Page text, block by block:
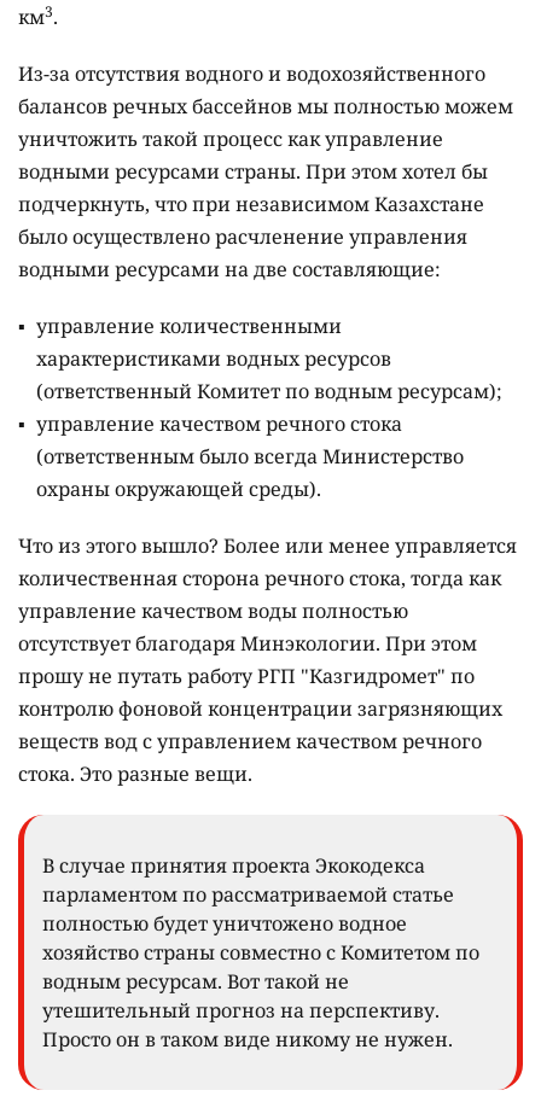
км3.
Из-за отсутствия водного и водохозяйственного
балансов речных бассейнов мы полностью можем
уничтожить такой процесс как управление
водными ресурсами страны. При этом хотел бы
подчеркнуть, что при независимом Казахстане
было осуществлено расчленение управления
водными ресурсами на две составляющие:
управление количественными
характеристиками водных ресурсов
(ответственный Комитет по водным ресурсам);
управление качеством речного стока
(ответственным было всегда Министерство
охраны окружающей среды).
Что из этого вышло? Более или менее управляется
количественная сторона речного стока, тогда как
управление качеством воды полностью
отсутствует благодаря Минэкологии. При этом
прошу не путать работу РГП "Казгидромет" по
контролю фоновой концентрации загрязняющих
веществ вод с управлением качеством речного
стока. Это разные вещи.
В случае принятия проекта Экокодекса
парламентом по рассматриваемой статье
полностью будет уничтожено водное
хозяйство страны совместно с Комитетом по
водным ресурсам. Вот такой не
утешительный прогноз на перспективу.
Просто он в таком виде никому не нужен.